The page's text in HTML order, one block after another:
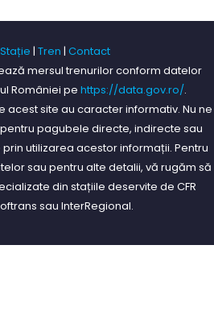
Stație | Tren | Contact
mersul trenurilor conform datelor
României pe https://data.gov.ro/.
site au caracter informativ. Nu ne
pagubele directe, indirecte sau
utilizarea acestor informații. Pentru
sau pentru alte detalii, vă rugăm să
din stațiile deservite de CFR
sau InterRegional.